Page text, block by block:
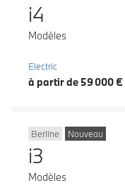
i4
Modèles
Electric
à partir de 59 000 €
Berline Nouveau
i3
Modèles